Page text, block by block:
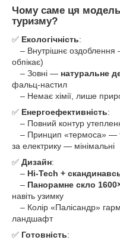
Чому саме ця
туризму?
✅ Екологічність:
– Внутрішнє
обпікає)
– Зовні — натуральне
фальц-настил
– Немає хімії, лише
✅ Енергоефективність:
– Повний контур
– Принцип «термоса» —
за електрику — мінімальні
✅ Дизайн:
– Hi-Tech +
– Панорамне скло
навіть узимку
– Колір «Палісандр»
ландшафт
✅ Готовність: